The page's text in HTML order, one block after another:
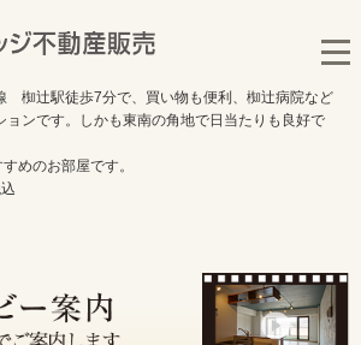
椥辻駅徒歩7分で、買い物も便利、椥辻病院など
ョンです。しかも東南の角地で日当たりも良好で
めのお部屋です。